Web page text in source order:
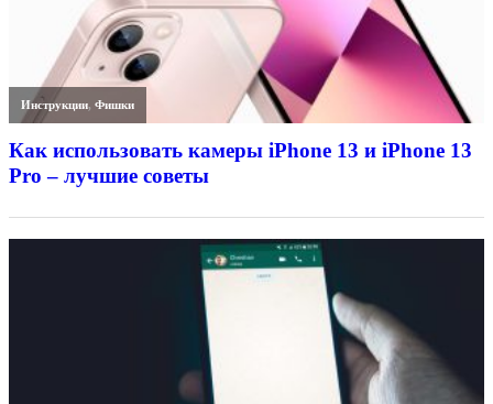
Инструкции,Фишки
Как использовать камеры iPhone 13 и iPhone 13
Pro – лучшие советы